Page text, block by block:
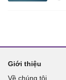
Giới thiệu
Về chúng tôi